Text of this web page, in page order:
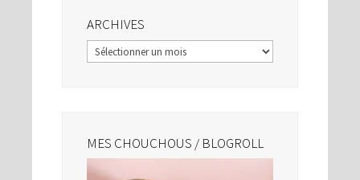
ARCHIVES
Archives
MES CHOUCHOUS / BLOGROLL